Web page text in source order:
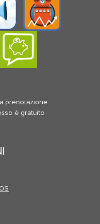
prenotazione
è gratuito